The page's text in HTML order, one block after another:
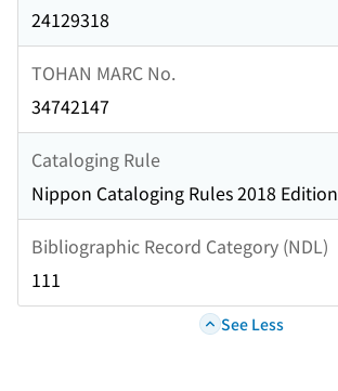
24129318
TOHAN MARC No.
34742147
Cataloging Rule
Nippon Cataloging Rules 2018 Edition
Bibliographic Record Category (NDL)
111
See Less